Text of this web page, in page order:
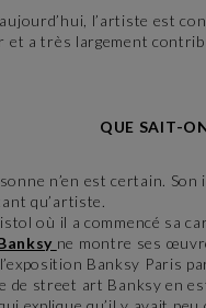
l’artiste est
et a très largement
QUE SAIT-
n’en est certain.
qu’artiste.
où il a commencé sa
ne montre ses
Banksy Paris
de street art Banksy en